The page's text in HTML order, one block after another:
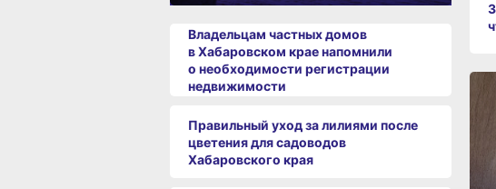
Владельцам частных домов
в Хабаровском крае напомнили
о необходимости регистрации
недвижимости
Правильный уход за лилиями после
цветения для садоводов
Хабаровского края